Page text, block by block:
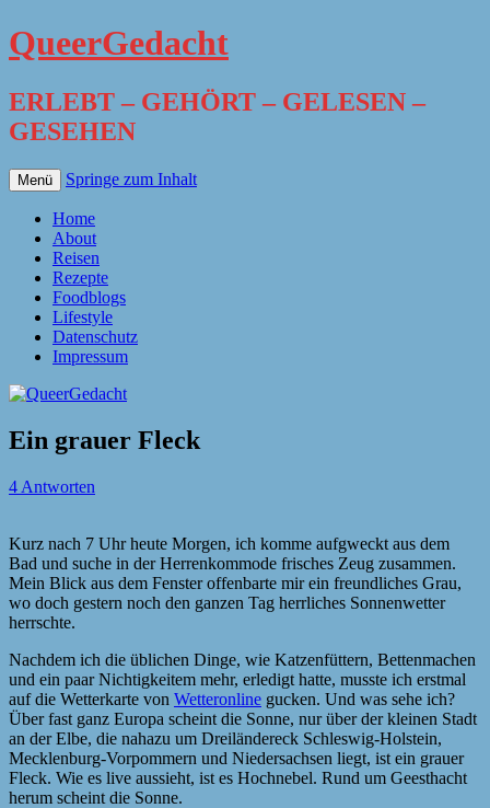
QueerGedacht
ERLEBT – GEHÖRT – GELESEN –
GESEHEN
Menü Springe zum Inhalt
Home
About
Reisen
Rezepte
Foodblogs
Lifestyle
Datenschutz
Impressum
Ein grauer Fleck
4 Antworten
Kurz nach 7 Uhr heute Morgen, ich komme aufgweckt aus dem
Bad und suche in der Herrenkommode frisches Zeug zusammen.
Mein Blick aus dem Fenster offenbarte mir ein freundliches Grau,
wo doch gestern noch den ganzen Tag herrliches Sonnenwetter
herrschte.
Nachdem ich die üblichen Dinge, wie Katzenfüttern, Bettenmachen
und ein paar Nichtigkeitem mehr, erledigt hatte, musste ich erstmal
auf die Wetterkarte von Wetteronline gucken. Und was sehe ich?
Über fast ganz Europa scheint die Sonne, nur über der kleinen Stadt
an der Elbe, die nahazu um Dreiländereck Schleswig-Holstein,
Mecklenburg-Vorpommern und Niedersachsen liegt, ist ein grauer
Fleck. Wie es live aussieht, ist es Hochnebel. Rund um Geesthacht
herum scheint die Sonne.